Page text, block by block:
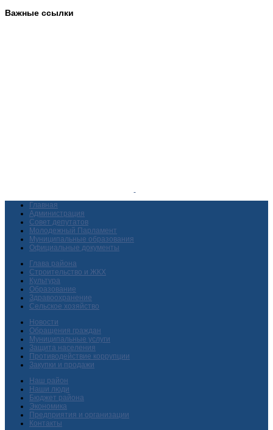
Важные ссылки
Главная
Администрация
Совет депутатов
Молодежный Парламент
Муниципальные образования
Официальные документы
Глава района
Строительство и ЖКХ
Культура
Образование
Здравоохранение
Сельское хозяйство
Новости
Обращения граждан
Муниципальные услуги
Защита населения
Противодействие коррупции
Закупки и продажи
Наш район
Наши люди
Бюджет района
Экономика
Предприятия и организации
Контакты